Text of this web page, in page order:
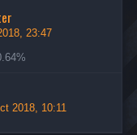
23:47
2018, 10:11